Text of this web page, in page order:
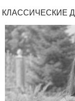
КЛАССИЧЕСКИЕ